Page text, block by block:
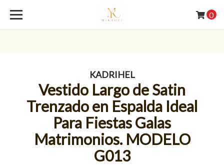
0
KADRIHEL
Vestido Largo de Satin
Trenzado en Espalda Ideal
Para Fiestas Galas
Matrimonios. MODELO
G013